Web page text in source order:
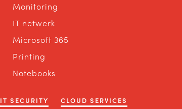
Monitoring
IT netwerk
Microsoft 365
Printing
Notebooks
IT SECURITY CLOUD SERVICES